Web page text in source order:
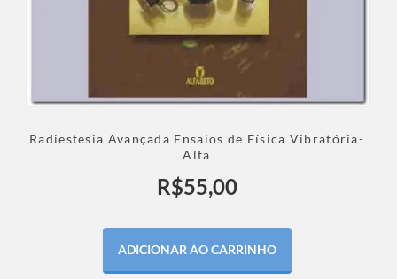
Radiestesia Avançada Ensaios de Física Vibratória-
Alfa
R$55,00
ADICIONAR AO CARRINHO